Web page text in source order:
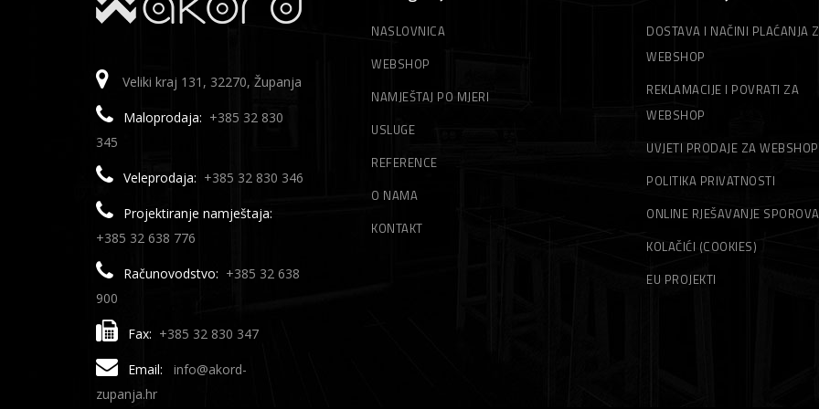
Veliki kraj 131, 32270, Županja
Maloprodaja: +385 32 830
345
Veleprodaja: +385 32 830 346
Projektiranje namještaja:
+385 32 638 776
Računovodstvo: +385 32 638
900
Fax: +385 32 830 347
Email:
info@akord-
zupanja.hr
NASLOVNICA
WEBSHOP
NAMJEŠTAJ PO MJERI
USLUGE
REFERENCE
O NAMA
KONTAKT
DOSTAVA I NAČINI PLAĆANJA
WEBSHOP
REKLAMACIJE I POVRATI ZA
WEBSHOP
UVJETI PRODAJE ZA WEBSHOP
POLITIKA PRIVATNOSTI
ONLINE RJEŠAVANJE SPOROVA
KOLAČIĆI (COOKIES)
EU PROJEKTI